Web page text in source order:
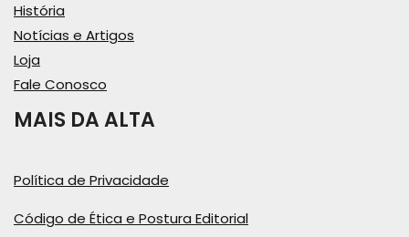
História
Notícias e Artigos
Loja
Fale Conosco
MAIS DA ALTA
Política de Privacidade
Código de Ética e Postura Editorial